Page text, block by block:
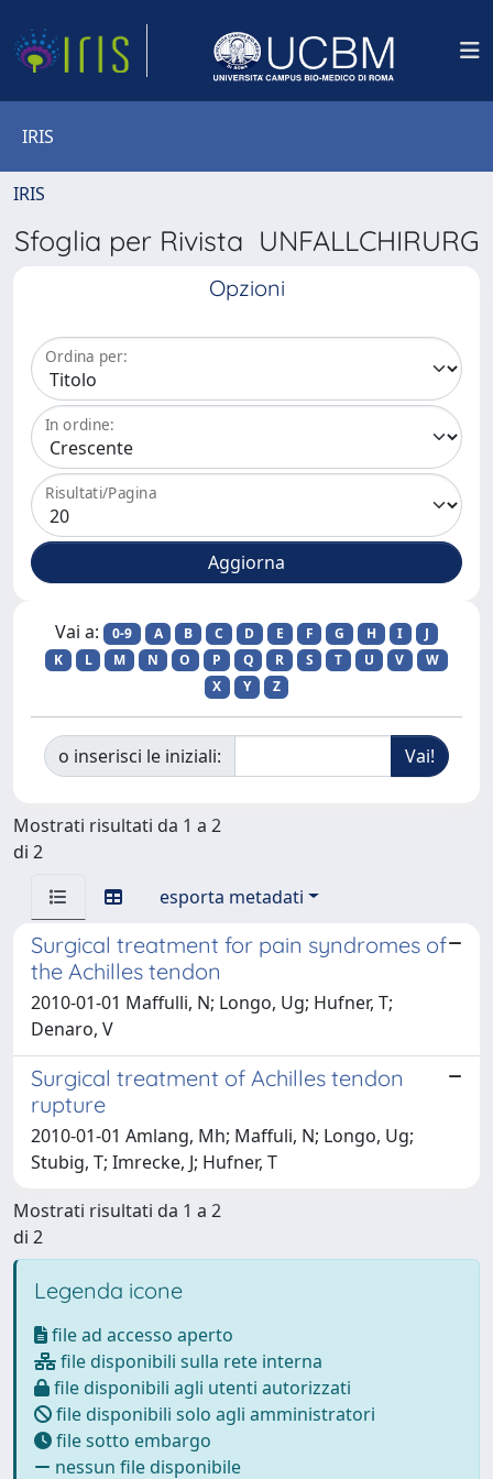
IRIS
IRIS
Sfoglia per Rivista UNFALLCHIRURG
Opzioni
Ordina per:
In ordine:
Risultati/Pagina
Vai a: 0-9 A B C D E F G H I
J
K
L M N O P Q R S T U V
W
X
Y Z
o inserisci le iniziali:
Mostrati risultati da 1 a 2
di 2
esporta metadati
Surgical treatment for pain syndromes of
the Achilles tendon
2010-01-01 Maffulli, N; Longo, Ug; Hufner, T;
Denaro, V
Surgical treatment of Achilles tendon
rupture
2010-01-01 Amlang, Mh; Maffuli, N; Longo, Ug;
Stubig, T; Imrecke, J; Hufner, T
Mostrati risultati da 1 a 2
di 2
Legenda icone
file ad accesso aperto
file disponibili sulla rete interna
file disponibili agli utenti autorizzati
file disponibili solo agli amministratori
file sotto embargo
nessun file disponibile